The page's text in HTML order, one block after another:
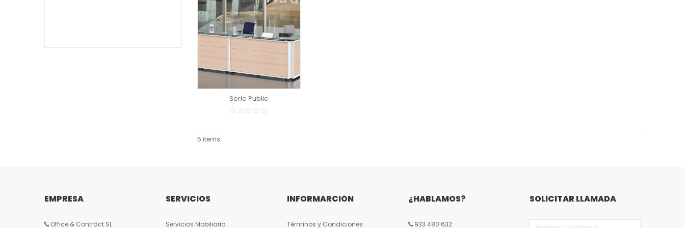
Serie Public
5 items
EMPRESA
Office & Contract SL
SERVICIOS
Servicios Mobiliario
INFORMARCIÓN
Términos y Condiciones
¿HABLAMOS?
933 480 632
SOLICITAR LLAMADA